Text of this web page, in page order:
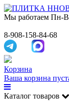
Мы работаем Пн-
8-908-158-84-68
Корзина
Ваша корзина
Каталог товаров